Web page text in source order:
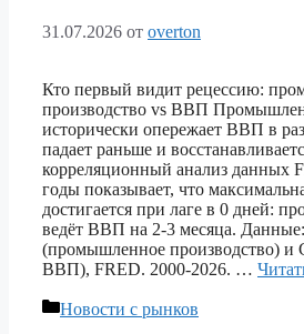
31.07.2026 от overton
Кто первый видит рецессию:
производство vs ВВП
исторически опережает ВВП в
падает раньше и
корреляционный анализ данных
годы показывает, что
достигается при лаге в 0 дней:
ведёт ВВП на 2-3 месяца.
(промышленное производство) и
ВВП), FRED. 2000-2026. …
Рубрики
Новости с рынков